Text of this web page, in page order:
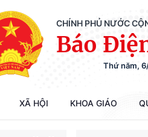
CHÍNH PHỦ NƯỚC
Báo
Thứ năm,
XÃ HỘI KHOA GIÁO